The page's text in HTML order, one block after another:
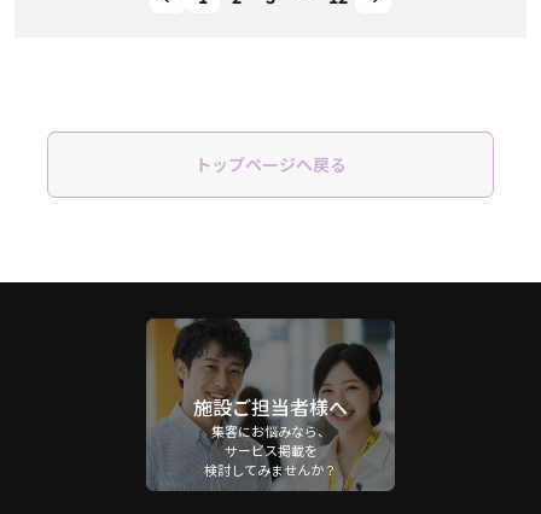
トップページへ戻る
施設ご担当者様へ
集客にお悩みなら、
サービス掲載を
検討してみませんか？